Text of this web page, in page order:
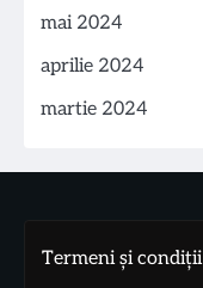
mai 2024
aprilie 2024
martie 2024
Termeni și condiții